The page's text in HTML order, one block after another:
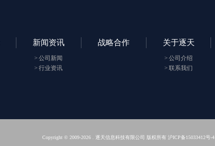
新闻资讯
公司新闻
行业资讯
战略合作 关于逐天
公司介绍
联系我们
Copyright © 2009-2026 . 逐天信息科技有限公司 版权所有 沪ICP备15033412号-4